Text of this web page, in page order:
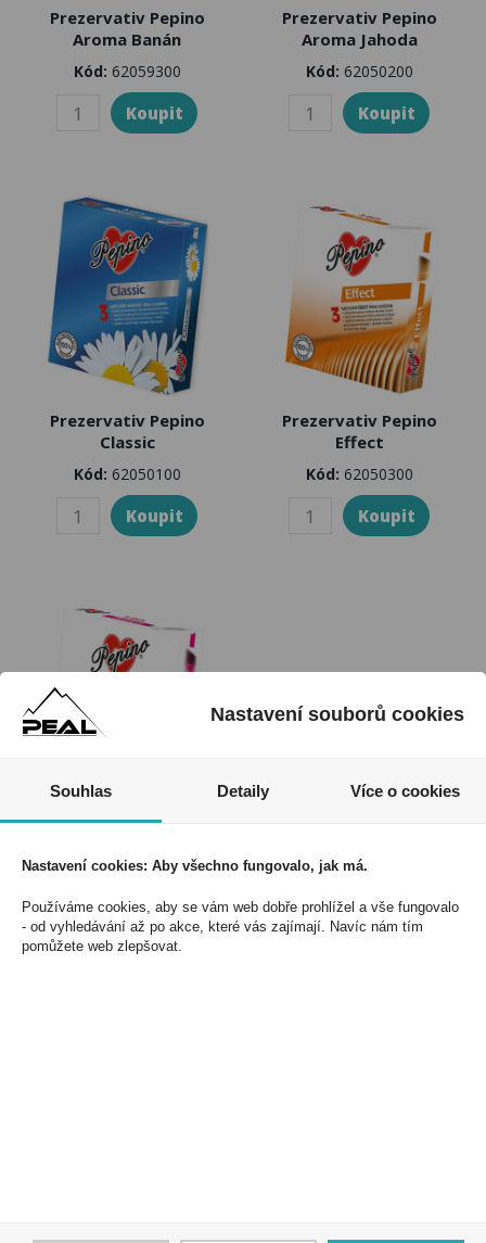
Prezervativ Pepino
Aroma Banán
Kód: 62059300
Prezervativ Pepino
Aroma Jahoda
Kód: 62050200
Prezervativ Pepino
Classic
Kód: 62050100
Prezervativ Pepino
Effect
Kód: 62050300
Prezervativ Pepino
Kód:62059400
Nastavení souborů cookies
Souhlas Detaily Více o cookies
Nastavení cookies: Aby všechno fungovalo, jak má.
Používáme cookies, aby se vám web dobře prohlížel a vše fungovalo
- od vyhledávání až po akce, které vás zajímají. Navíc nám tím
pomůžete web zlepšovat.